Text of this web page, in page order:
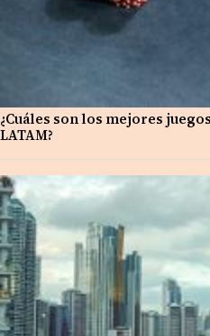
¿Cuáles son los mejores
LATAM?